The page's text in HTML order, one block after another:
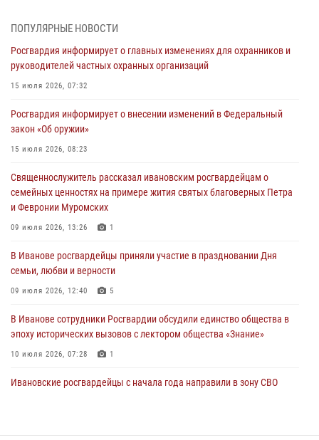
торжественных мероприятиях, посвященных празднованию Дня
Воздушно-десантных войск
02 августа 2026, 11:46
Мероприятия в рамках акции «Каникулы с Росгвардией»
продолжаются в Ивановской области
31 июля 2026, 11:08
В Ивановской области при содействии Росгвардии задержаны
подозреваемые в серии автомобильных краж
30 июля 2026, 12:41
празднования Дня Крещения Руси
28 июля 2026, 08:57
ПОПУЛЯРНЫЕ НОВОСТИ
Росгвардия информирует о главных изменениях для охранников и
руководителей частных охранных организаций
15 июля 2026, 07:32
Росгвардия информирует о внесении изменений в Федеральный
закон «Об оружии»
15 июля 2026, 08:23
Священнослужитель рассказал ивановским росгвардейцам о
семейных ценностях на примере жития святых благоверных Петра
и Февронии Муромских
09 июля 2026, 13:26 1
В Иванове росгвардейцы приняли участие в праздновании Дня
семьи, любви и верности
09 июля 2026, 12:40 5
В Иванове сотрудники Росгвардии обсудили единство общества в
эпоху исторических вызовов с лектором общества «Знание»
10 июля 2026, 07:28 1
Ивановские росгвардейцы с начала года направили в зону СВО